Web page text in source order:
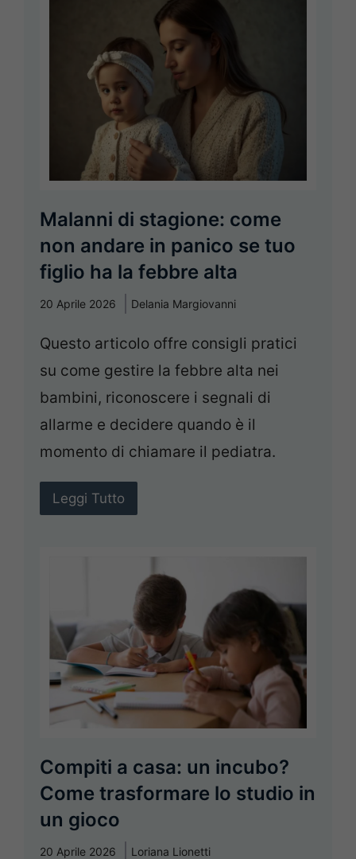
Malanni di stagione: come
non andare in panico se tuo
figlio ha la febbre alta
20 Aprile 2026 Delania Margiovanni
Questo articolo offre consigli pratici
su come gestire la febbre alta nei
bambini, riconoscere i segnali di
allarme e decidere quando è il
momento di chiamare il pediatra.
Leggi Tutto
Compiti a casa: un incubo?
Come trasformare lo studio in
un gioco
20 Aprile 2026 Loriana Lionetti